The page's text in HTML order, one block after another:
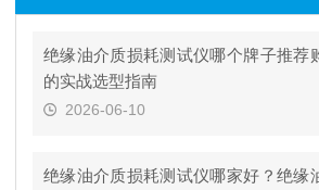
绝缘油介质损耗测试仪哪个牌子推荐
的实战选型指南
2026-06-10
绝缘油介质损耗测试仪哪家好？绝缘